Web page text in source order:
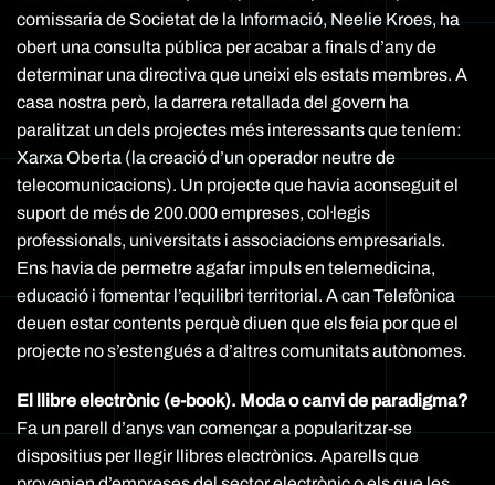
comissaria de Societat de la Informació, Neelie Kroes, ha
obert una consulta pública per acabar a finals d’any de
determinar una directiva que uneixi els estats membres. A
casa nostra però, la darrera retallada del govern ha
paralitzat un dels projectes més interessants que teníem:
Xarxa Oberta (la creació d’un operador neutre de
telecomunicacions). Un projecte que havia aconseguit el
suport de més de 200.000 empreses, col·legis
professionals, universitats i associacions empresarials.
Ens havia de permetre agafar impuls en telemedicina,
educació i fomentar l’equilibri territorial. A can Telefònica
deuen estar contents perquè diuen que els feia por que el
projecte no s’estengués a d’altres comunitats autònomes.
El llibre electrònic (e-book). Moda o canvi de paradigma?
Fa un parell d’anys van començar a popularitzar-se
dispositius per llegir llibres electrònics. Aparells que